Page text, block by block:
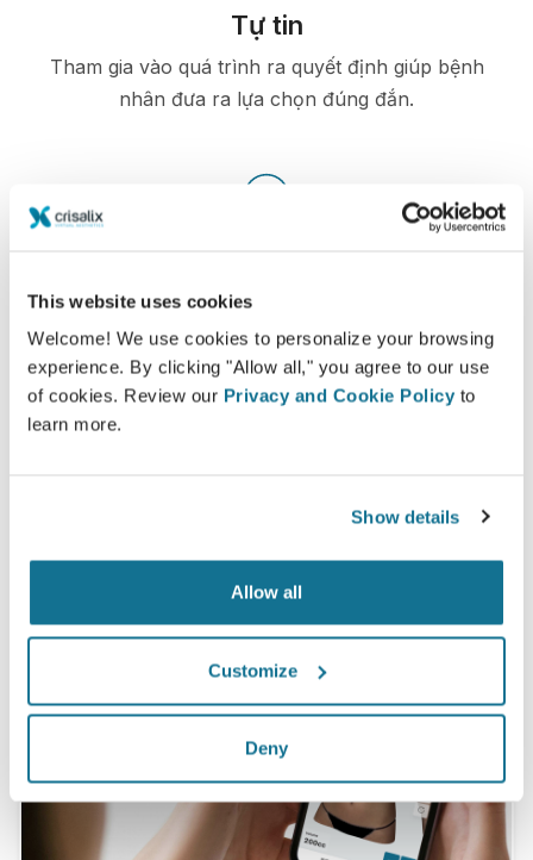
This website uses cookies
Welcome! We use cookies to personalize your browsing
experience. By clicking "Allow all," you agree to our use
of cookies. Review our Privacy and Cookie Policy to
learn more.
Show details
Allow all
Customize
Deny
Tự tin
Tham gia vào quá trình ra quyết định giúp bệnh
nhân đưa ra lựa chọn đúng đắn.
100% phụ nữ nói rằng họ đã hài hòng hoặc rất
ảnh mô phỏng 3D Crisalix trước phẫu thuật.*